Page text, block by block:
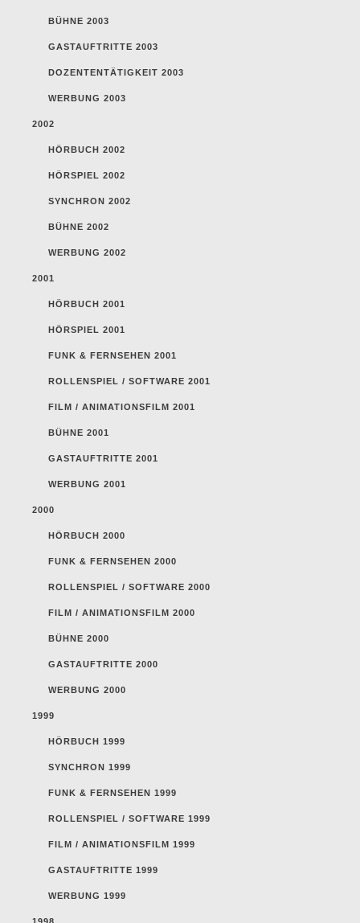
BÜHNE 2003
GASTAUFTRITTE 2003
DOZENTENTÄTIGKEIT 2003
WERBUNG 2003
2002
HÖRBUCH 2002
HÖRSPIEL 2002
SYNCHRON 2002
BÜHNE 2002
WERBUNG 2002
2001
HÖRBUCH 2001
HÖRSPIEL 2001
FUNK & FERNSEHEN 2001
ROLLENSPIEL / SOFTWARE 2001
FILM / ANIMATIONSFILM 2001
BÜHNE 2001
GASTAUFTRITTE 2001
WERBUNG 2001
2000
HÖRBUCH 2000
FUNK & FERNSEHEN 2000
ROLLENSPIEL / SOFTWARE 2000
FILM / ANIMATIONSFILM 2000
BÜHNE 2000
GASTAUFTRITTE 2000
WERBUNG 2000
1999
HÖRBUCH 1999
SYNCHRON 1999
FUNK & FERNSEHEN 1999
ROLLENSPIEL / SOFTWARE 1999
FILM / ANIMATIONSFILM 1999
GASTAUFTRITTE 1999
WERBUNG 1999